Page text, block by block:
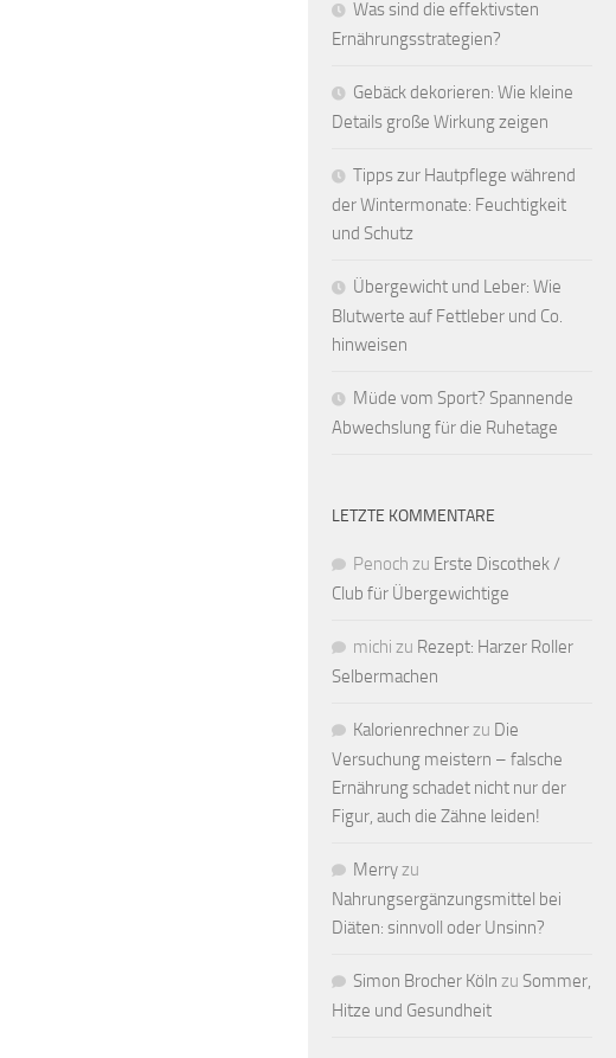
Was sind die effektivsten
Ernährungsstrategien?
Gebäck dekorieren: Wie kleine
Details große Wirkung zeigen
Tipps zur Hautpflege während
der Wintermonate: Feuchtigkeit
und Schutz
Übergewicht und Leber: Wie
Blutwerte auf Fettleber und Co.
hinweisen
Müde vom Sport? Spannende
Abwechslung für die Ruhetage
LETZTE KOMMENTARE
Penoch zu Erste Discothek /
Club für Übergewichtige
michi zu Rezept: Harzer Roller
Selbermachen
Kalorienrechnerzu Die
Versuchung meistern – falsche
Ernährung schadet nicht nur der
Figur, auch die Zähne leiden!
Merryzu
Nahrungsergänzungsmittel bei
Diäten: sinnvoll oder Unsinn?
Simon Brocher Köln zu Sommer,
Hitze und Gesundheit